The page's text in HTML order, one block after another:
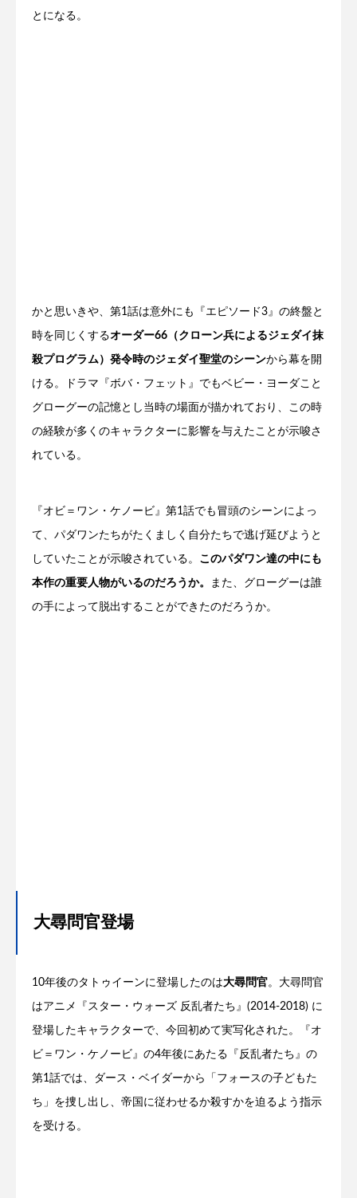
とになる。
かと思いきや、第1話は意外にも『エピソード3』の終盤と
時を同じくするオーダー66（クローン兵によるジェダイ抹
殺プログラム）発令時のジェダイ聖堂のシーンから幕を開
ける。ドラマ『ボバ・フェット』でもベビー・ヨーダこと
グローグーの記憶とし当時の場面が描かれており、この時
の経験が多くのキャラクターに影響を与えたことが示唆さ
れている。
『オビ＝ワン・ケノービ』第1話でも冒頭のシーンによっ
て、パダワンたちがたくましく自分たちで逃げ延びようと
していたことが示唆されている。 このパダワン達の中にも
本作の重要人物がいるのだろうか。 また、グローグーは誰
の手によって脱出することができたのだろうか。
大尋問官登場
10年後のタトゥイーンに登場したのは大尋問官。大尋問官
はアニメ『スター・ウォーズ 反乱者たち』(2014-2018) に
登場したキャラクターで、今回初めて実写化された。『オ
ビ＝ワン・ケノービ』の4年後にあたる『反乱者たち』の
第1話では、ダース・ベイダーから「フォースの子どもた
ち」を捜し出し、帝国に従わせるか殺すかを迫るよう指示
を受ける。